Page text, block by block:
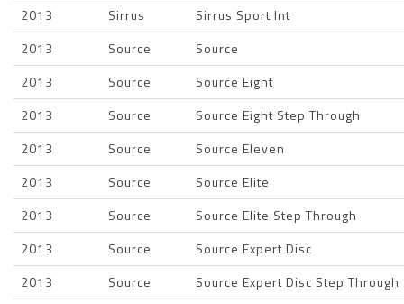
2013
Sirrus
Sirrus Sport Int
2013
Source
Source
2013
Source
Source Eight
2013
Source
Source Eight Step Through
2013
Source
Source Eleven
2013
Source
Source Elite
2013
Source
Source Elite Step Through
2013
Source
Source Expert Disc
2013
Source
Source Expert Disc Step Through